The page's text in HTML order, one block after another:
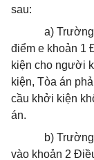
sau:
a)
điểm e khoản 1
kiện cho người
kiện, Tòa án
cầu khởi kiện
án.
b)
vào khoản 2